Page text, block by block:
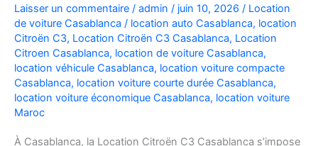
Louer
Facilement
Laisser un commentaire / admin / juin 10, 2026 / Location
de voiture Casablanca / location auto Casablanca, location
Citroën C3, Location Citroën C3 Casablanca, Location
Citroen Casablanca, location de voiture Casablanca,
location véhicule Casablanca, location voiture compacte
Casablanca, location voiture courte durée Casablanca,
location voiture économique Casablanca, location voiture
Maroc
À Casablanca, la Location Citroën C3 Casablanca s’impose